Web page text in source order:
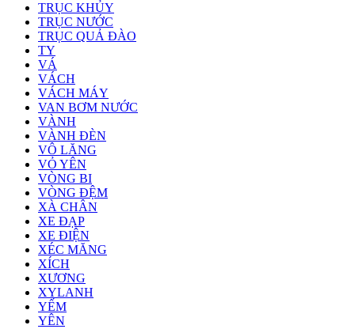
TRỤC KHỦY
TRỤC NƯỚC
TRỤC QUẢ ĐÀO
TY
VÁ
VÁCH
VÁCH MÁY
VAN BƠM NƯỚC
VÀNH
VÀNH ĐÈN
VÔ LĂNG
VỎ YÊN
VÒNG BI
VÒNG ĐỆM
XÀ CHÂN
XE ĐẠP
XE ĐIỆN
XÉC MĂNG
XÍCH
XƯƠNG
XYLANH
YẾM
YÊN